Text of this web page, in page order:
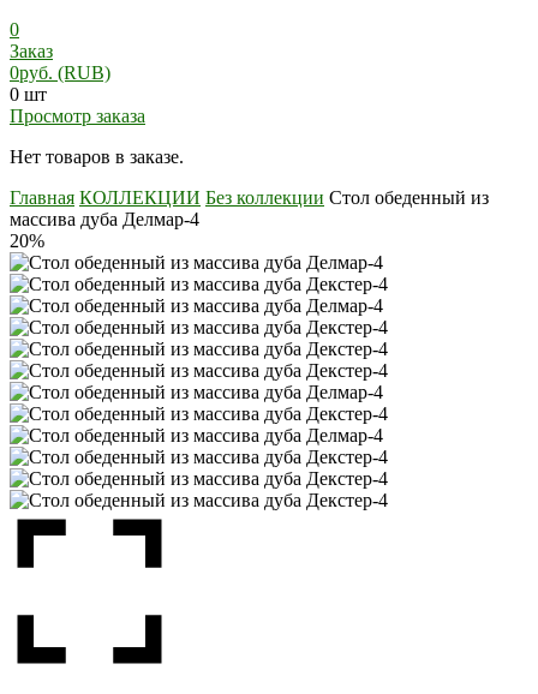
0
Заказ
0руб. (RUB)
0 шт
Просмотр заказа
Нет товаров в заказе.
Главная КОЛЛЕКЦИИ Без коллекции Стол обеденный из
массива дуба Делмар-4
20%